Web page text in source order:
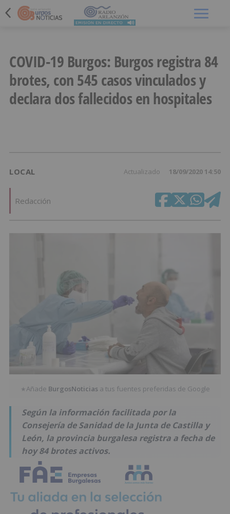
COVID-19 Burgos: Burgos registra 84
brotes, con 545 casos vinculados y
declara dos fallecidos en hospitales
LOCAL Actualizado 18/09/2020 14:50
Redacción
★Añade BurgosNoticias a tus fuentes preferidas de Google
Según la información facilitada por la
Consejería de Sanidad de la Junta de Castilla y
León, la provincia burgalesa registra a fecha de
hoy 84 brotes activos.